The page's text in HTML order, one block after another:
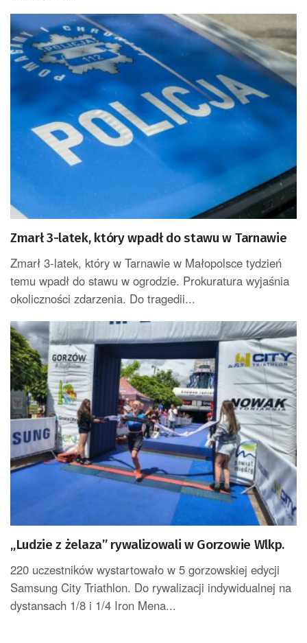
Zmarł 3-latek, który wpadł do stawu w Tarnawie
Zmarł 3-latek, który w Tarnawie w Małopolsce tydzień
temu wpadł do stawu w ogrodzie. Prokuratura wyjaśnia
okoliczności zdarzenia. Do tragedii...
„Ludzie z żelaza” rywalizowali w Gorzowie Wlkp.
220 uczestników wystartowało w 5 gorzowskiej edycji
Samsung City Triathlon. Do rywalizacji indywidualnej na
dystansach 1/8 i 1/4 Iron Mena...